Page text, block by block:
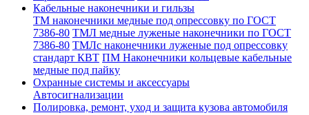
Кабельные наконечники и гильзы
ТМ наконечники медные под опрессовку по ГОСТ
7386-80 ТМЛ медные луженые наконечники по ГОСТ
7386-80 ТМЛс наконечники луженые под опрессовку
стандарт КВТ ПМ Наконечники кольцевые кабельные
медные под пайку
Охранные системы и аксессуары
Автосигнализации
Полировка, ремонт, уход и защита кузова автомобиля